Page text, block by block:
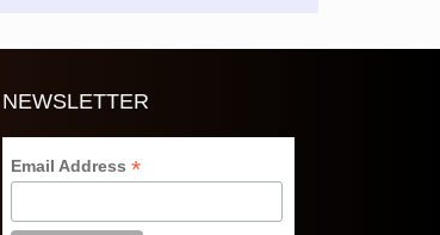
NEWSLETTER
Email Address*